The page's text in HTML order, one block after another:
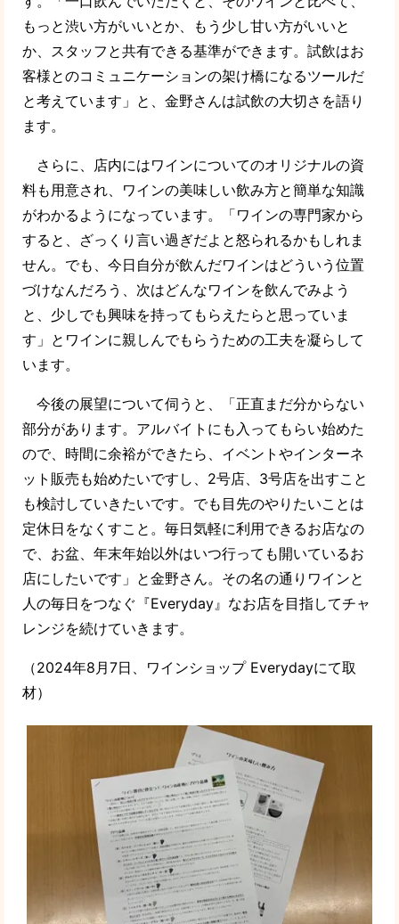
もっと渋い方がいいとか、もう少し甘い方がいいと
か、スタッフと共有できる基準ができます。試飲はお
客様とのコミュニケーションの架け橋になるツールだ
と考えています」と、金野さんは試飲の大切さを語り
ます。
さらに、店内にはワインについてのオリジナルの資
料も用意され、ワインの美味しい飲み方と簡単な知識
がわかるようになっています。「ワインの専門家から
すると、ざっくり言い過ぎだよと怒られるかもしれま
せん。でも、今日自分が飲んだワインはどういう位置
づけなんだろう、次はどんなワインを飲んでみよう
と、少しでも興味を持ってもらえたらと思っていま
す」とワインに親しんでもらうための工夫を凝らして
います。
今後の展望について伺うと、「正直まだ分からない
部分があります。アルバイトにも入ってもらい始めた
ので、時間に余裕ができたら、イベントやインターネ
ット販売も始めたいですし、2号店、3号店を出すこと
も検討していきたいです。でも目先のやりたいことは
定休日をなくすこと。毎日気軽に利用できるお店なの
で、お盆、年末年始以外はいつ行っても開いているお
店にしたいです」と金野さん。その名の通りワインと
人の毎日をつなぐ『Everyday』なお店を目指してチャ
レンジを続けていきます。
（2024年8月7日、ワインショップ Everydayにて取
材）